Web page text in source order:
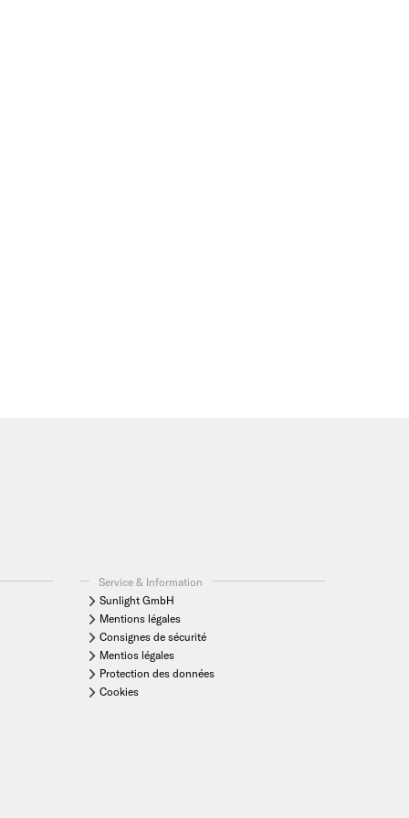
Service & Information
Sunlight GmbH
Mentions légales
Consignes de sécurité
Mentios légales
Protection des données
Cookies